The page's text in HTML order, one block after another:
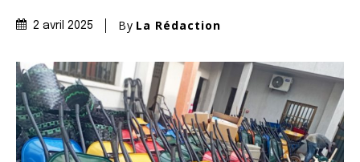
2 avril 2025 By La Rédaction